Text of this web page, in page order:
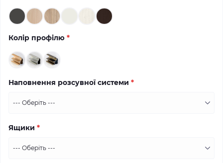
Колір профілю *
Наповнення розсувної системи *
Ящики *